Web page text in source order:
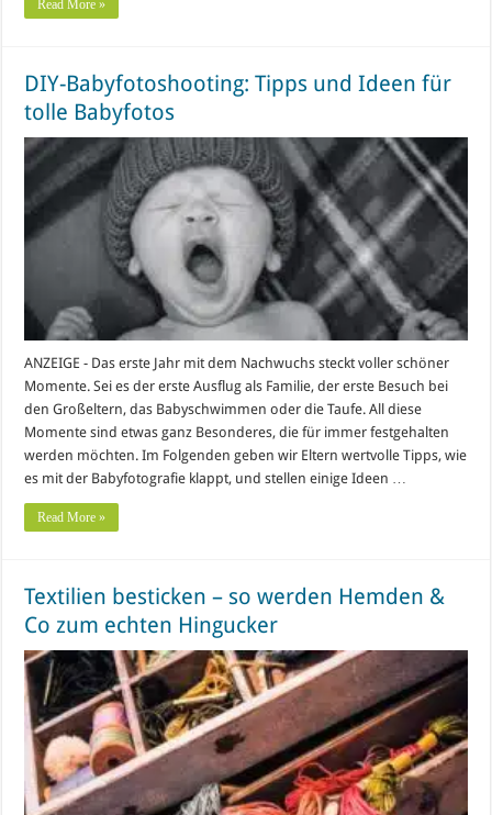
Read More »
DIY-Babyfotoshooting: Tipps und Ideen für
tolle Babyfotos
ANZEIGE - Das erste Jahr mit dem Nachwuchs steckt voller schöner
Momente. Sei es der erste Ausflug als Familie, der erste Besuch bei
den Großeltern, das Babyschwimmen oder die Taufe. All diese
Momente sind etwas ganz Besonderes, die für immer festgehalten
werden möchten. Im Folgenden geben wir Eltern wertvolle Tipps, wie
es mit der Babyfotografie klappt, und stellen einige Ideen …
Read More »
Textilien besticken – so werden Hemden &
Co zum echten Hingucker